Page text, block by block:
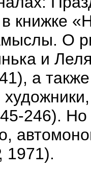
книжке
О
и
а
246).
1971).